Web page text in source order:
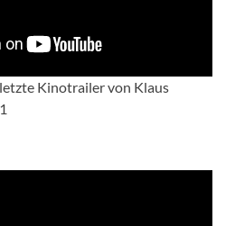
Kinotrailer von Klaus